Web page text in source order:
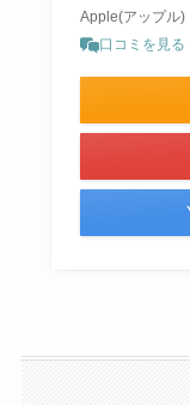
Apple(アップル)
口コミを見る